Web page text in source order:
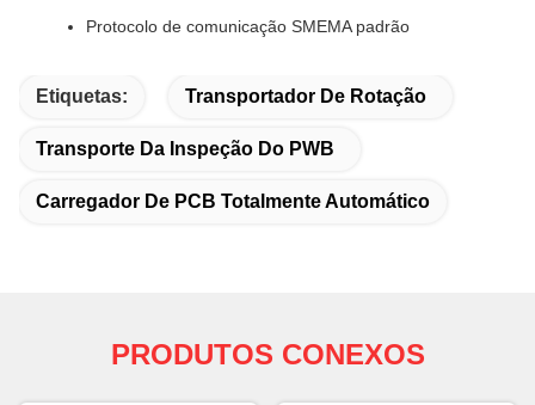
Protocolo de comunicação SMEMA padrão
Etiquetas: Transportador De Rotação
Transporte Da Inspeção Do PWB
Carregador De PCB Totalmente Automático
PRODUTOS CONEXOS